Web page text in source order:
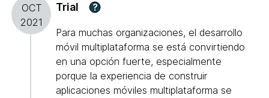
OCT
2021
Trial ?
Para muchas organizaciones, el desarrollo
móvil multiplataforma se está convirtiendo
en una opción fuerte, especialmente
porque la experiencia de construir
aplicaciones móviles multiplataforma se